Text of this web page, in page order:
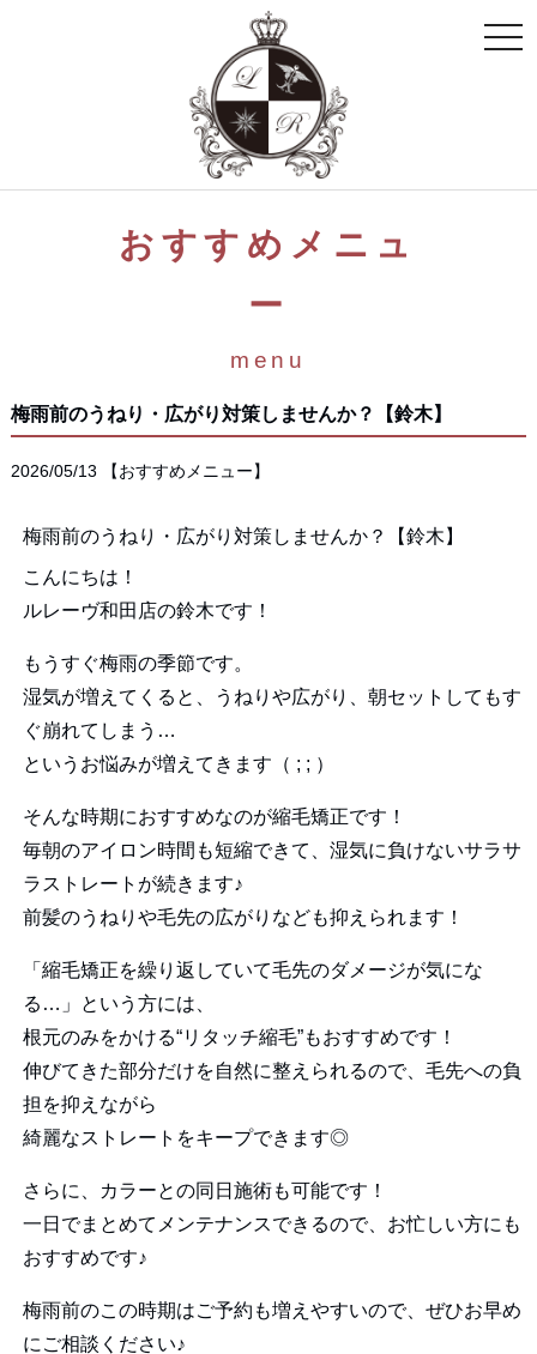
toggle
おすすめメニュ
ー
menu
梅雨前のうねり・広がり対策しませんか？【鈴木】
2026/05/13 【おすすめメニュー】
梅雨前のうねり・広がり対策しませんか？【鈴木】
こんにちは！
ルレーヴ和田店の鈴木です！
もうすぐ梅雨の季節です。
湿気が増えてくると、うねりや広がり、朝セットしてもす
ぐ崩れてしまう…
というお悩みが増えてきます（ ; ; ）
そんな時期におすすめなのが縮毛矯正です！
毎朝のアイロン時間も短縮できて、湿気に負けないサラサ
ラストレートが続きます♪
前髪のうねりや毛先の広がりなども抑えられます！
「縮毛矯正を繰り返していて毛先のダメージが気にな
る…」という方には、
根元のみをかける“リタッチ縮毛”もおすすめです！
伸びてきた部分だけを自然に整えられるので、毛先への負
担を抑えながら
綺麗なストレートをキープできます◎
さらに、カラーとの同日施術も可能です！
一日でまとめてメンテナンスできるので、お忙しい方にも
おすすめです♪
梅雨前のこの時期はご予約も増えやすいので、ぜひお早め
にご相談ください♪